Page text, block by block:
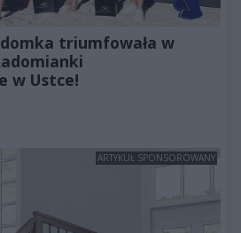
triumfowała w
w Ustce!
ARTYKUŁ SPONSOROWANY